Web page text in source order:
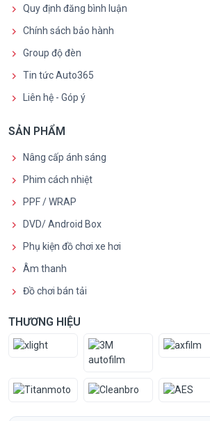
Quy định đăng bình luận
Chính sách bảo hành
Group độ đèn
Tin tức Auto365
Liên hệ - Góp ý
SẢN PHẨM
Nâng cấp ánh sáng
Phim cách nhiệt
PPF / WRAP
DVD/ Android Box
Phụ kiện đồ chơi xe hơi
Âm thanh
Đồ chơi bán tải
THƯƠNG HIỆU